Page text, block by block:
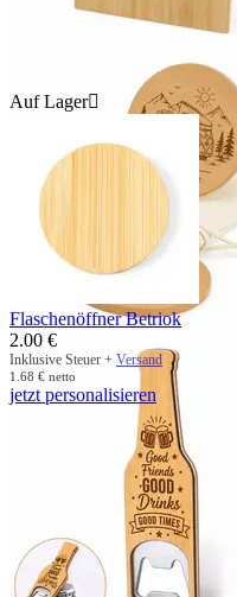
Auf Lager
Flaschenöffner Betriok
2.00 €
Inklusive Steuer + Versand
1.68 € netto
jetzt personalisieren